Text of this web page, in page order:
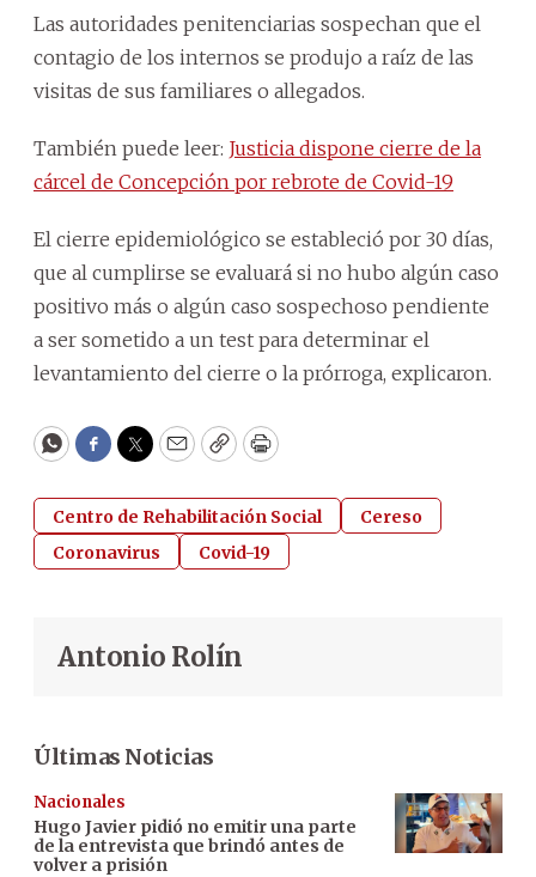
Las autoridades penitenciarias sospechan que el
contagio de los internos se produjo a raíz de las
visitas de sus familiares o allegados.
También puede leer: Justicia dispone cierre de la
cárcel de Concepción por rebrote de Covid-19
El cierre epidemiológico se estableció por 30 días,
que al cumplirse se evaluará si no hubo algún caso
positivo más o algún caso sospechoso pendiente
a ser sometido a un test para determinar el
levantamiento del cierre o la prórroga, explicaron.
WhatsApp
Facebook
Twitter
EmailCopyPrint
Centro de Rehabilitación Social
Cereso
Coronavirus
Covid-19
Antonio Rolín
Últimas Noticias
Nacionales
Hugo Javier pidió no emitir una parte
de la entrevista que brindó antes de
volver a prisión